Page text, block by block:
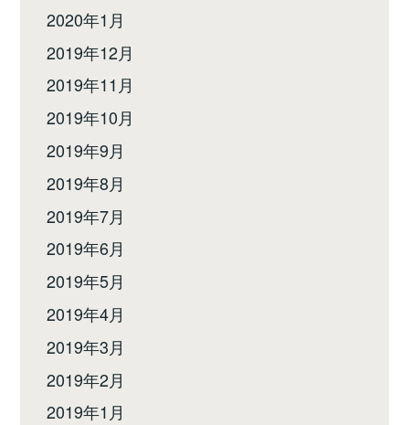
2020年1月
2019年12月
2019年11月
2019年10月
2019年9月
2019年8月
2019年7月
2019年6月
2019年5月
2019年4月
2019年3月
2019年2月
2019年1月